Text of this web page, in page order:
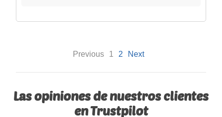
Previous 1 2 Next
Las opiniones de nuestros clientes
en Trustpilot